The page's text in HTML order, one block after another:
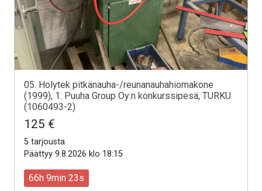
05. Holytek pitkänauha-/reunanauhahiomakone
(1999), 1. Puuha Group Oy:n konkurssipesä, TURKU
(1060493-2)
125 €
5 tarjousta
Päättyy 9.8.2026 klo 18:15
66h 9min 21s